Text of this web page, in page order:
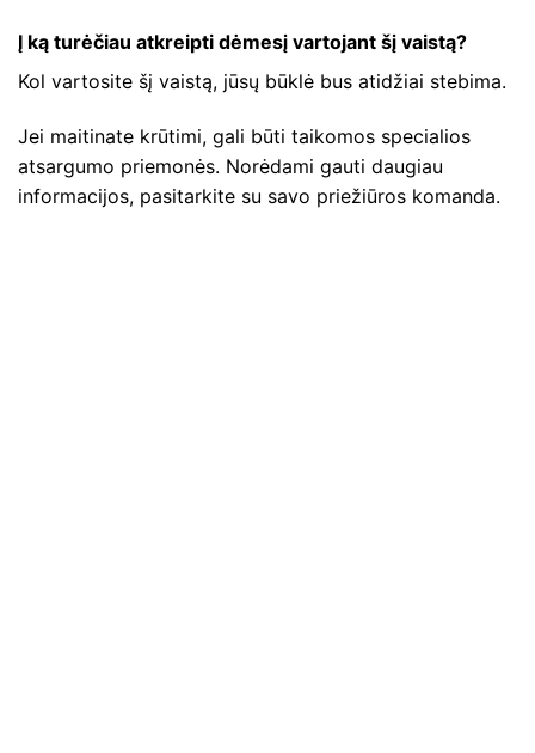
Į ką turėčiau atkreipti dėmesį vartojant šį vaistą?
Kol vartosite šį vaistą, jūsų būklė bus atidžiai stebima.
Jei maitinate krūtimi, gali būti taikomos specialios
atsargumo priemonės. Norėdami gauti daugiau
informacijos, pasitarkite su savo priežiūros komanda.